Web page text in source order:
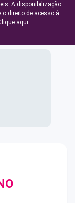
A disponibilização
direito de acesso à
aqui.